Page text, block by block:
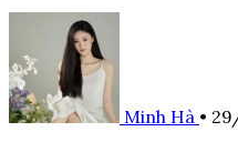
Minh Hà •